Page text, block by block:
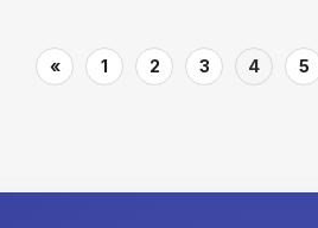
« 1 2 3 4 5